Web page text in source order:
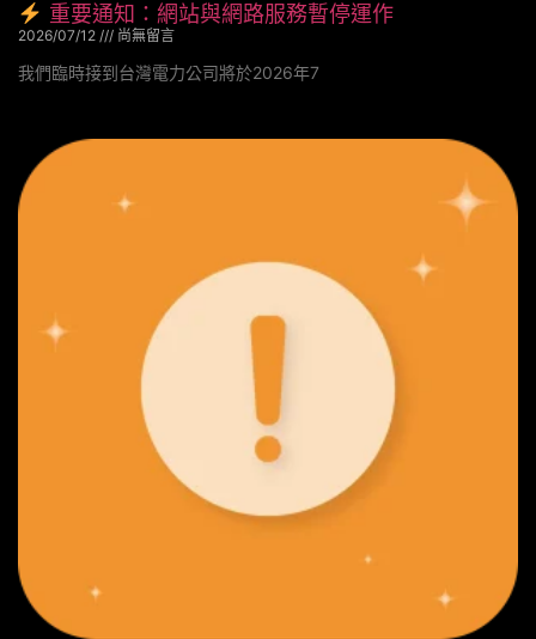
重要通知：網站與網路服務暫停運作
2026/07/12 尚無留言
我們臨時接到台灣電力公司將於2026年7